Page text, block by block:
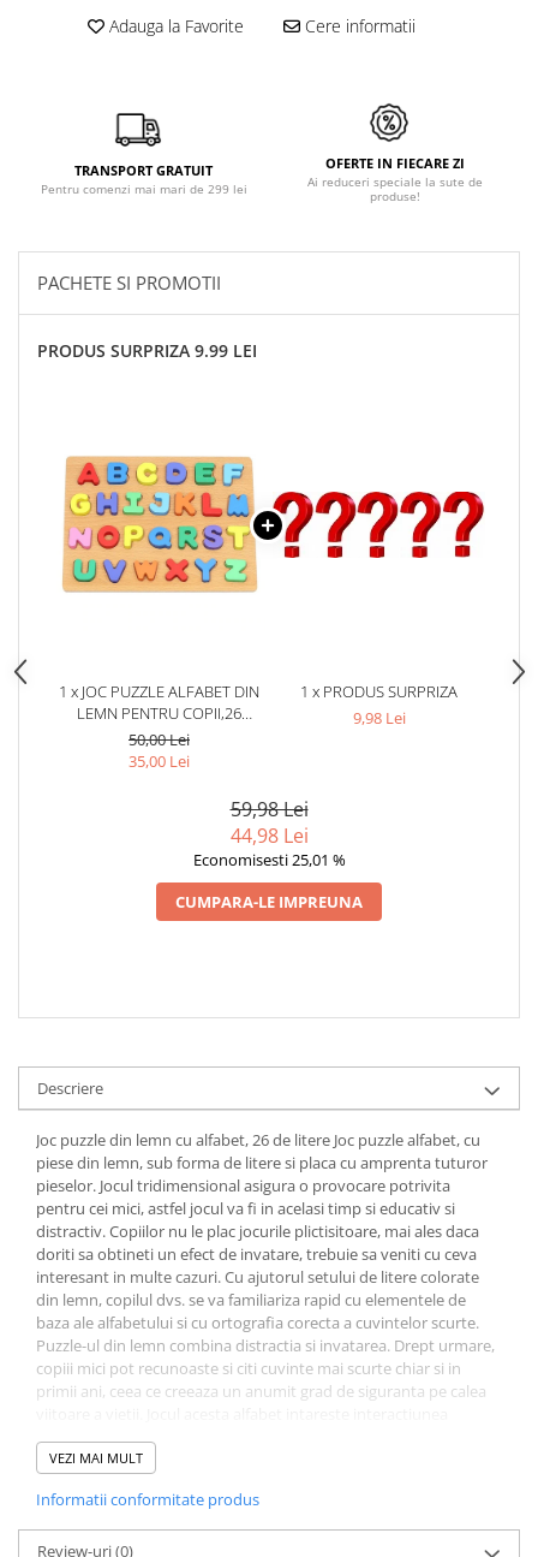
Adauga la Favorite Cere informatii
TRANSPORT GRATUIT
Pentru comenzi mai mari de 299 lei
OFERTE IN FIECARE ZI
Ai reduceri speciale la sute de
produse!
PACHETE SI PROMOTII
PRODUS SURPRIZA 9.99 LEI
1 x JOC PUZZLE ALFABET DIN
LEMN PENTRU COPII,26
LITERE MULTICOLORE
50,00 Lei
35,00 Lei
1 x PRODUS SURPRIZA
9,98 Lei
59,98 Lei
44,98 Lei
Economisesti 25,01 %
CUMPARA-LE IMPREUNA
Descriere
Joc puzzle din lemn cu alfabet, 26 de litere Joc puzzle alfabet, cu
piese din lemn, sub forma de litere si placa cu amprenta tuturor
pieselor. Jocul tridimensional asigura o provocare potrivita
pentru cei mici, astfel jocul va fi in acelasi timp si educativ si
distractiv. Copiilor nu le plac jocurile plictisitoare, mai ales daca
doriti sa obtineti un efect de invatare, trebuie sa veniti cu ceva
interesant in multe cazuri. Cu ajutorul setului de litere colorate
din lemn, copilul dvs. se va familiariza rapid cu elementele de
baza ale alfabetului si cu ortografia corecta a cuvintelor scurte.
Puzzle-ul din lemn combina distractia si invatarea. Drept urmare,
copiii mici pot recunoaste si citi cuvinte mai scurte chiar si in
primii ani, ceea ce creeaza un anumit grad de siguranta pe calea
parinte-copil, intareste abilitatea verbala si comunicarea umana.
Jocul este educativ, ajuta la dezvoltarea coordonarii mana – ochi,
jocului are conturate amprentele tuturor pieselor, astfel, copilul
trebuie sa recunoasca si sa asocieze fiecare piesa cu modelul ei.
Jocul are urmatoarele caracteristici: material: lemn, vopsele non-
VEZI MAI MULT
Informatii conformitate produs
Review-uri(0)